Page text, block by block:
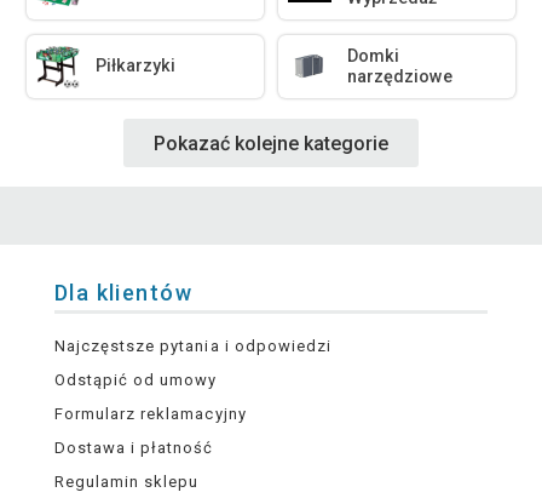
Piłkarzyki
Domki
narzędziowe
Pokazać kolejne kategorie
Dla klientów
Najczęstsze pytania i odpowiedzi
Odstąpić od umowy
Formularz reklamacyjny
Dostawa i płatność
Regulamin sklepu